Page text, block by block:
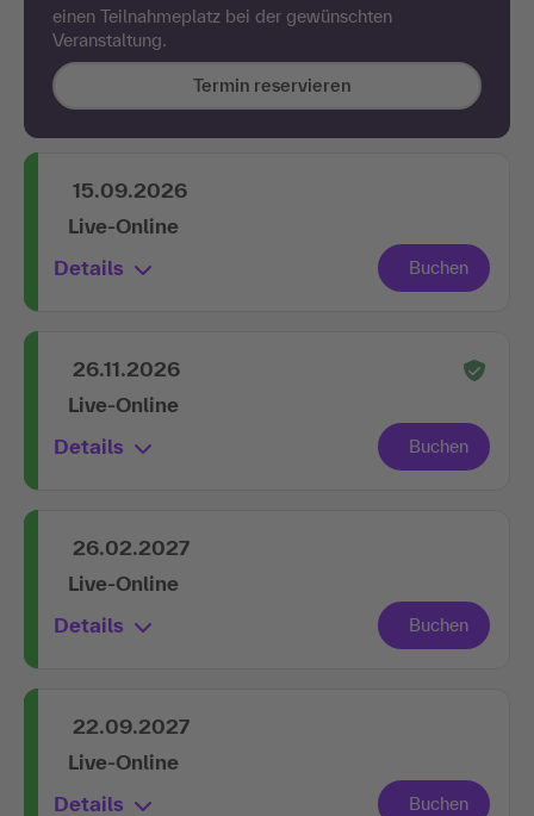
einen Teilnahmeplatz bei der gewünschten
Veranstaltung.
Termin reservieren
15.09.2026
Live-Online
Details
26.11.2026
Live-Online
Details
26.02.2027
Live-Online
Details
22.09.2027
Live-Online
Details